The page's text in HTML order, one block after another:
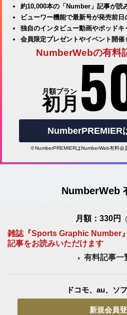
約10,000本の「Number」記事が読
ビューワー機能で最新号が発売前日
独自のインタビュー動画やポッドキ
会員限定プレゼントやイベント開催
NumberWebの有料
月額プラン
初月
NumberPREMIER
※NumberPREMIERはNumberWeb有料会
NumberWeb
月額：330円
雑誌『Sports Graphic Number
記事をお読みいただけます
有料記事一
ドコモ、au、ソ
新規会員